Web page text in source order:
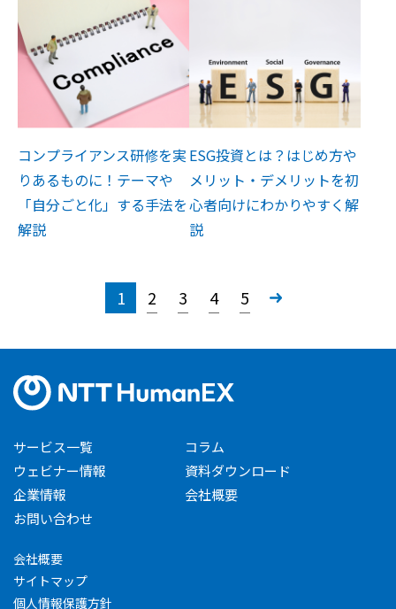
コンプライアンス研修を実
りあるものに！テーマや
「自分ごと化」する手法を
解説
ESG投資とは？はじめ方や
メリット・デメリットを初
心者向けにわかりやすく解
説
1 2 3 4 5 »
サービス一覧
コラム
ウェビナー情報
資料ダウンロード
企業情報
会社概要
お問い合わせ
会社概要
サイトマップ
個人情報保護方針